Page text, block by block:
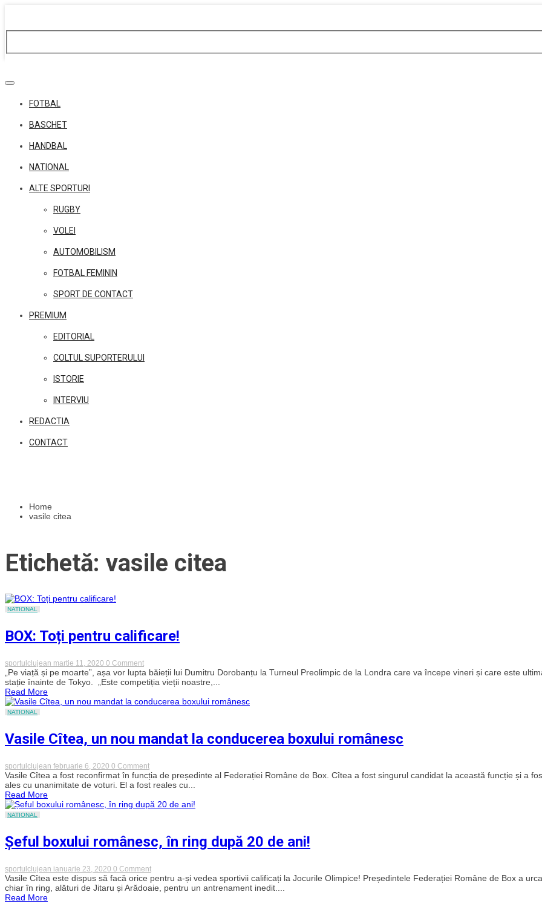
content
FOTBAL
BASCHET
HANDBAL
NATIONAL
ALTE SPORTURI
RUGBY
VOLEI
AUTOMOBILISM
FOTBAL FEMININ
SPORT DE CONTACT
PREMIUM
EDITORIAL
COLTUL SUPORTERULUI
ISTORIE
INTERVIU
REDACTIA
CONTACT
Home
vasile citea
Etichetă: vasile citea
NATIONAL
BOX: Toți pentru calificare!
sportulclujean martie 11, 2020 0 Commenton
BOX:
Toți
pentru
„Pe viață și pe moarte”, așa vor lupta băieții lui Dumitru Dorobanțu la Turneul Preolimpic de la Londra care va începe vineri și care este
stație înainte de Tokyo. „Este competiția vieții noastre,...
Read More
NATIONAL
Vasile Cîtea, un nou mandat la conducerea boxului românesc
sportulclujean februarie 6, 2020 0 Commenton
Vasile
Cîtea,
un
mandat
românesc
Vasile Cîtea a fost reconfirmat în funcția de președinte al Federației Române de Box. Cîtea a fost singurul candidat la această funcție și a
ales cu unanimitate de voturi. El a fost reales cu...
Read More
NATIONAL
Șeful boxului românesc, în ring după 20 de ani!
sportulclujean ianuarie 23, 2020 0 Commenton
Șeful
boxului
românesc,
Vasile Cîtea este dispus să facă orice pentru a-și vedea sportivii calificați la Jocurile Olimpice! Președintele Federației Române de Box a
chiar în ring, alături de Jitaru și Arădoaie, pentru un antrenament inedit....
Read More